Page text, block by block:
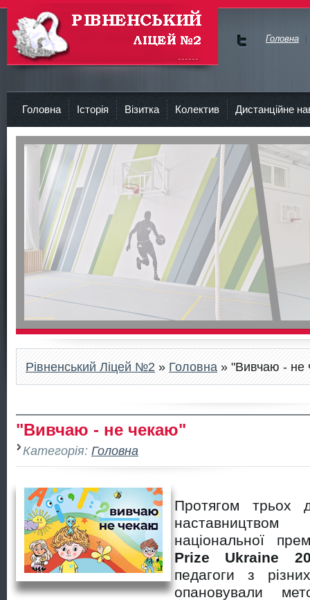
Рівненський Ліцей №2
Головна
Головна Історія Візитка Колектив Дистанційне
Рівненський Ліцей №2 » Головна » "Вивчаю - не
"Вивчаю - не чекаю"
Категорія: Головна
Протягом трьох
національної
Prize Ukraine
педагоги з
опановували